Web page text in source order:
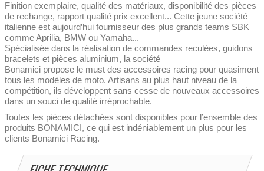
Finition exemplaire, qualité des matériaux, disponibilité des pièces
de rechange, rapport qualité prix excellent... Cette jeune société
italienne est aujourd’hui fournisseur des plus grands teams SBK
comme Aprilia, BMW ou Yamaha...
Spécialisée dans la réalisation de commandes reculées, guidons
bracelets et pièces aluminium, la société
Bonamici propose le must des accessoires racing pour quasiment
tous les modèles de moto. Artisans au plus haut niveau de la
compétition, ils développent sans cesse de nouveaux accessoires
dans un souci de qualité irréprochable.
Toutes les pièces détachées sont disponibles pour l’ensemble des
produits BONAMICI, ce qui est indéniablement un plus pour les
clients Bonamici Racing.